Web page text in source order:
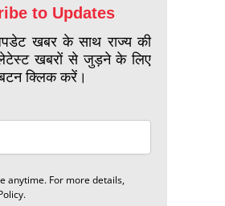
to Updates
खबर के साथ राज्य की
खबरों से जुड़ने के लिए
क्लिक करें।
anytime. For more details,